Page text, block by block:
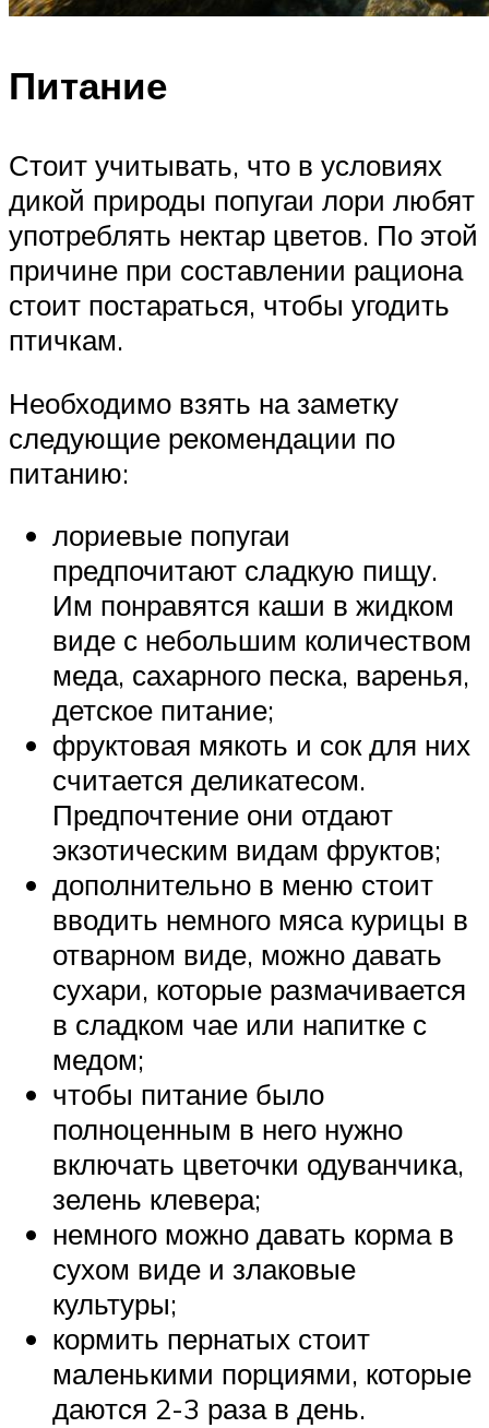
Питание
Стоит учитывать, что в условиях
дикой природы попугаи лори любят
употреблять нектар цветов. По этой
причине при составлении рациона
стоит постараться, чтобы угодить
птичкам.
Необходимо взять на заметку
следующие рекомендации по
питанию:
лориевые попугаи
предпочитают сладкую пищу.
Им понравятся каши в жидком
виде с небольшим количеством
меда, сахарного песка, варенья,
детское питание;
фруктовая мякоть и сок для них
считается деликатесом.
Предпочтение они отдают
экзотическим видам фруктов;
дополнительно в меню стоит
вводить немного мяса курицы в
отварном виде, можно давать
сухари, которые размачивается
в сладком чае или напитке с
медом;
чтобы питание было
полноценным в него нужно
включать цветочки одуванчика,
зелень клевера;
немного можно давать корма в
сухом виде и злаковые
культуры;
кормить пернатых стоит
маленькими порциями, которые
даются 2-3 раза в день.